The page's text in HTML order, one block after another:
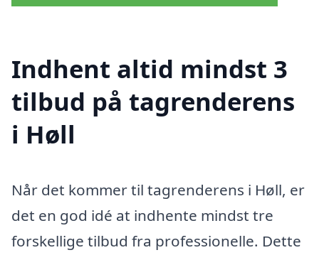
Indhent altid mindst 3
tilbud på tagrenderens
i Høll
Når det kommer til tagrenderens i Høll, er
det en god idé at indhente mindst tre
forskellige tilbud fra professionelle. Dette